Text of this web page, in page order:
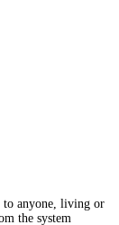
to anyone, living or
the system